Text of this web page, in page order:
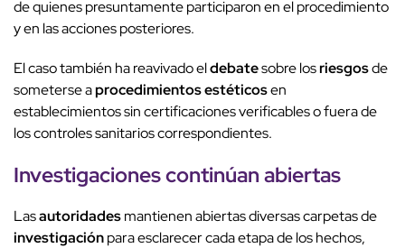
de quienes presuntamente participaron en el procedimiento
y en las acciones posteriores.
El caso también ha reavivado eldebatesobre losriesgosde
someterse aprocedimientos estéticosen
establecimientos sin certificaciones verificables o fuera de
los controles sanitarios correspondientes.
Investigacionescontinúan abiertas
Lasautoridadesmantienen abiertas diversas carpetas de
investigaciónpara esclarecer cada etapa de los hechos,